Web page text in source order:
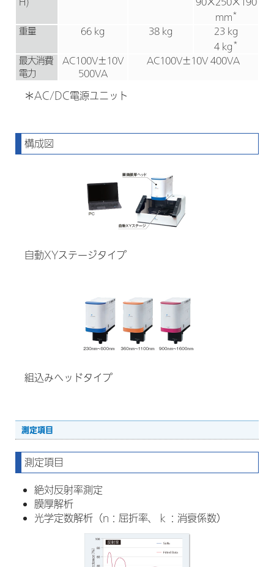
mm*
重量 66 kg 38 kg
23 kg
4 kg*
最大消費
電力
AC100V±10V
500VA
AC100V±10V 400VA
＊AC/DC電源ユニット
構成図
自動XYステージタイプ
組込みヘッドタイプ
測定項目
測定項目
絶対反射率測定
膜厚解析
光学定数解析（n：屈折率、ｋ：消衰係数）